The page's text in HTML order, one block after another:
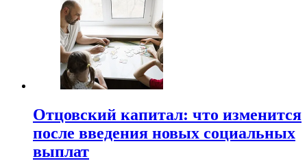
Отцовский капитал: что изменится
после введения новых социальных
выплат